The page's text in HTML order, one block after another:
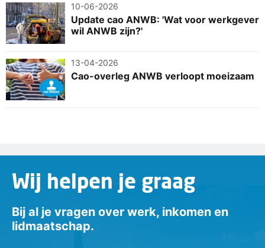
10-06-2026
Update cao ANWB: 'Wat voor werkgever
wil ANWB zijn?'
13-04-2026
Cao-overleg ANWB verloopt moeizaam
Wij helpen je graag
Bij al je vragen over werk, inkomen en
lidmaatschap.